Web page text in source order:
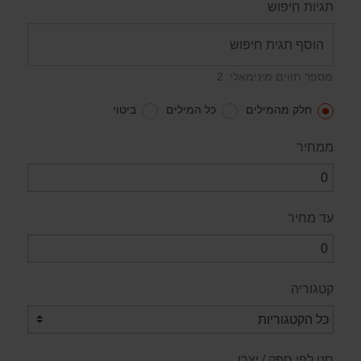
תגיות חיפוש
מספר תווים מינימאלי: 2
חלק מהמילים כל המילים ביטוי
ממחיר
עד מחיר
קטגוריה